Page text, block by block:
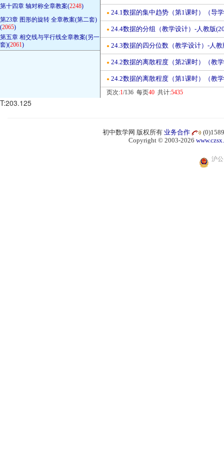
第十四章 轴对称全章教案(2248)
第23章 图形的旋转 全章教案(第二套)
(2065)
第五章 相交线与平行线全章教案(另一
套)(2061)
● 24.1数据的集中趋势（第1课时）（导
● 24.4数据的分组（教学设计）-人教版
● 24.3数据的四分位数（教学设计）-人
● 24.2数据的离散程度（第2课时）（教
● 24.2数据的离散程度（第1课时）（教
页次:1/136 每页40 共计:5435
T:203.125
初中数学网 版权所有 业务合作
Copyright © 2003-2026
沪公